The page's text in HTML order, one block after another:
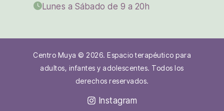
Lunes a Sábado de 9 a 20h
Centro Muya © 2026. Espacio terapéutico para
adultos, infantes y adolescentes. Todos los
derechos reservados.
Instagram